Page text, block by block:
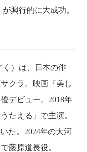
興行的に大成功。
く）は、日本の俳
クラ。映画『美し
デビュー。2018年
たえる』で主演。
た。2024年の大河
藤原道長役。